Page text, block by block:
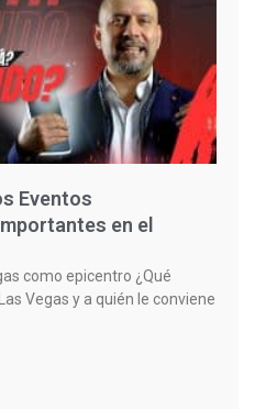
Eventos
en el
como epicentro ¿Qué
Vegas y a quién le conviene